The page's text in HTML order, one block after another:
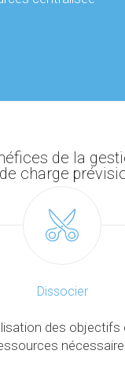
de la
charge
Dissocier
des objectifs